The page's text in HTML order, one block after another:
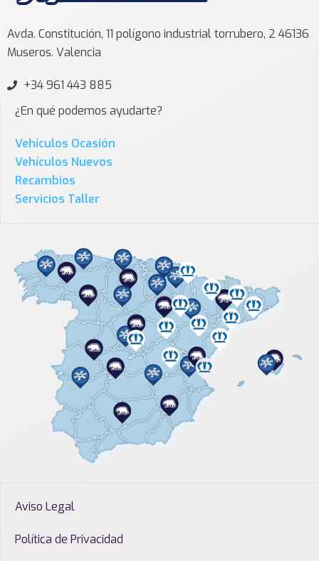
Avda. Constitución, 11 polígono industrial torrubero, 2 46136
Museros. Valencia
+34 961 443 885
¿En qué podemos ayudarte?
Vehículos Ocasión
Vehículos Nuevos
Recambios
Servicios Taller
Aviso Legal
Política de Privacidad